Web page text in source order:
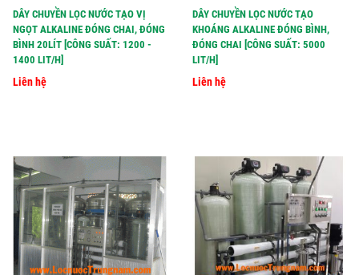
DÂY CHUYỀN LỌC NƯỚC TẠO VỊ
NGỌT ALKALINE ĐÓNG CHAI, ĐÓNG
BÌNH 20LÍT [CÔNG SUẤT: 1200 -
1400 LIT/H]
Liên hệ
DÂY CHUYỀN LỌC NƯỚC TẠO
KHOÁNG ALKALINE ĐÓNG BÌNH,
ĐÓNG CHAI [CÔNG SUẤT: 5000
LIT/H]
Liên hệ